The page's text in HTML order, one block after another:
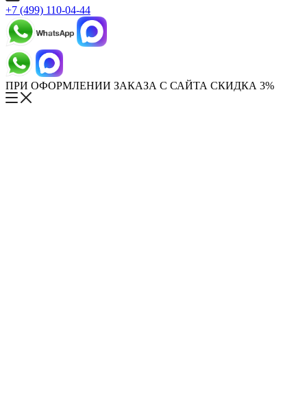
+7 (499) 110-04-44
ПРИ ОФОРМЛЕНИИ ЗАКАЗА С САЙТА СКИДКА 3%